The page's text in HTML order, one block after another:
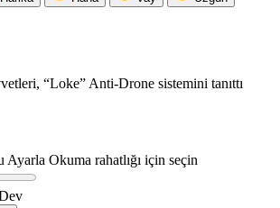
“Loke” Anti-Drone sistemini tanıttı
Ayarla Okuma rahatlığı için seçin